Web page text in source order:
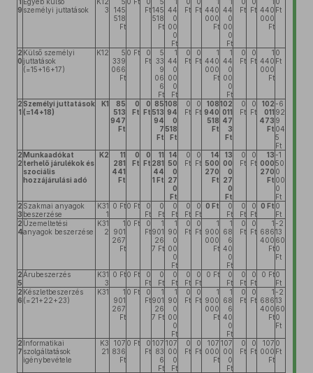
9 személyi juttatások
3
145
518
Ft
Ft145
518
Ft
44
0
00
0
Ft
Ft Ft 440
000
Ft
44
0
00
0
Ft
Ft Ft 440
000
Ft
Ft
2
0
Külső személyi
juttatások
(=15+16+17)
K12
5
339
066
Ft
0 Ft
0
Ft
5
33
9
06
6
Ft
1
44
0
00
0
Ft
0
Ft
0
Ft
1
440
000
Ft
1
44
0
00
0
Ft
0
Ft
0
Ft
1
440
000
Ft
0
Ft
2
1
Személyi juttatások
(=14+18)
K1
85
513
947
Ft
0
Ft
0
Ft
85
513
94
7
Ft
108
94
0
518
Ft
0
Ft
0
Ft
108
940
518
Ft
102
011
47
3
Ft
0
Ft
0
Ft
102
011
473
Ft
-6
92
9
04
5
Ft
2
2
Munkaadókat
terhelő járulékok és
szociális
hozzájárulási adó
K2
11
281
441
Ft
0
Ft
0
Ft
11
281
44
1 Ft
14
50
0
27
0
Ft
0
Ft
0
Ft
14
500
270
Ft
13
00
0
27
0
Ft
0
Ft
0
Ft
13
000
270
Ft
-1
50
0
00
0
Ft
2
3
Szakmai anyagok
beszerzése
K31
1
0 Ft0 Ft
0
Ft
0
Ft
0
Ft
0
Ft
0
Ft
0 Ft
0
Ft
0
Ft
0
Ft
0 Ft 0
Ft
2
4
Üzemeltetési
anyagok beszerzése
K31
2
1
901
267
Ft
0 Ft
0
Ft
1
901
26
7 Ft
1
90
0
00
0
Ft
0
Ft
0
Ft
1
900
000
Ft
1
68
6
40
0
Ft
0
Ft
0
Ft
1
686
400
Ft
-2
13
60
0
Ft
2
5
Árubeszerzés
K31
3
0 Ft0 Ft
0
Ft
0
Ft
0
Ft
0
Ft
0
Ft
0 Ft
0
Ft
0
Ft
0
Ft
0 Ft0
Ft
2
6
Készletbeszerzés
(=21+22+23)
K31
1
901
267
Ft
0 Ft
0
Ft
1
901
26
7 Ft
1
90
0
00
0
Ft
0
Ft
0
Ft
1
900
000
Ft
1
68
6
40
0
Ft
0
Ft
0
Ft
1
686
400
Ft
-2
13
60
0
Ft
2
7
Informatikai
szolgáltatások
igénybevétele
K3
21
107
836
Ft
0 Ft
0
Ft
107
83
6
Ft
107
00
0
Ft
0
Ft
0
Ft
107
000
Ft
107
00
0
Ft
0
Ft
0
Ft
107
000
Ft
0
Ft